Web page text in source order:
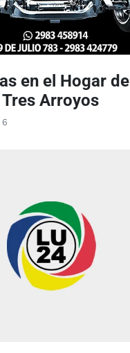
en el Hogar de
Arroyos
6